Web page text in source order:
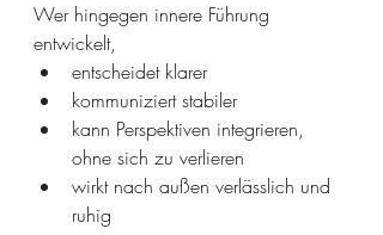
Wer hingegen innere Führung
entwickelt,
entscheidet klarer
kommuniziert stabiler
kann Perspektiven integrieren,
ohne sich zu verlieren
wirkt nach außen verlässlich und
ruhig